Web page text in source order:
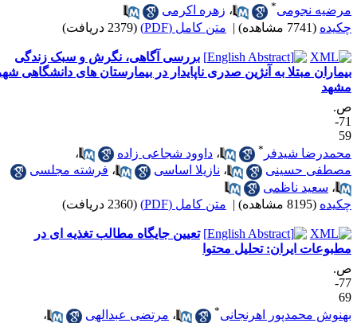
نجومی
،زهره اکرمی
(7741 مشاهده) | متن کامل (PDF) (2379 دریافت)
بررسی آگاهی، نگرش و سبک زندگی
مبتلا به آنژین صدری ناپایدار در بیمارستان های دانشگاهی شهر
71-
شیدفر* ،داوود شجاعی زاده
،
حسینی
،نازیلا اساسی ،فرشته مجلسی
،سعید ناظمی
(8195 مشاهده) | متن کامل (PDF) (2360 دریافت)
تعیین جایگاه مطالب تغذیه ای در
ایران: تحلیل محتوا
77-
محمدپور اهرنجانی
،مرتضی عبدالهی
،